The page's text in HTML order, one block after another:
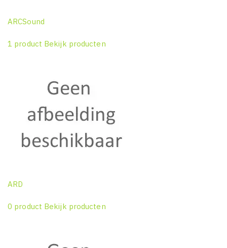
ARCSound
1 product Bekijk producten
ARD
0 product Bekijk producten